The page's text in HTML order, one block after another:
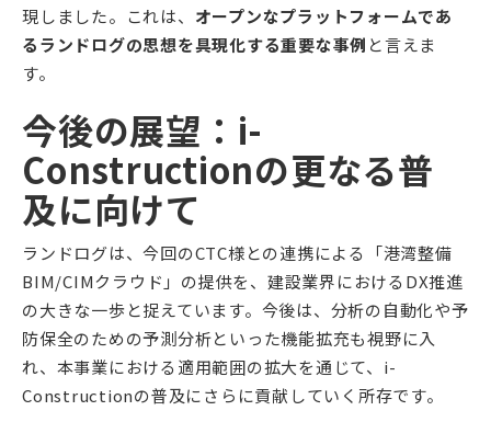
現しました。これは、 オープンなプラットフォームであ
るランドログの思想を具現化する重要な事例 と言えま
す。
今後の展望：i-
Constructionの更なる普
及に向けて
ランドログは、今回のCTC様との連携による「港湾整備
BIM/CIMクラウド」の提供を、建設業界におけるDX推進
の大きな一歩と捉えています。今後は、分析の自動化や予
防保全のための予測分析といった機能拡充も視野に入
れ、本事業における適用範囲の拡大を通じて、i-
Constructionの普及にさらに貢献していく所存です。